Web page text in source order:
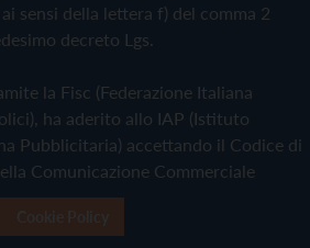
sensi della lettera f) del comma 2
decreto Lgs.
la Fisc (Federazione Italiana
ha aderito allo IAP (Istituto
Pubblicitaria) accettando il Codice di
Comunicazione Commerciale